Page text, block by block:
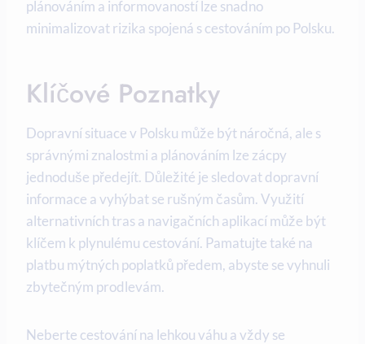
plánováním a informovaností lze snadno
minimalizovat rizika spojená ‍s cestováním po Polsku.
Klíčové Poznatky
Dopravní situace ‌v⁢ Polsku může být náročná, ale s
správnými znalostmi a plánováním lze zácpy⁤
jednoduše ⁤předejít. ‌Důležité je sledovat dopravní ​
informace​ a ⁤vyhýbat se rušným časům. Využití
alternativních⁣ tras a navigačních aplikací může být
klíčem k ⁣plynulému cestování.⁤ Pamatujte také‌ na
platbu mýtných poplatků předem, abyste se vyhnuli
zbytečným⁣ prodlevám.
Neberte cestování na lehkou váhu a vždy se